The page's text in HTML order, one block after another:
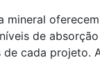
mineral
de
cada projeto.